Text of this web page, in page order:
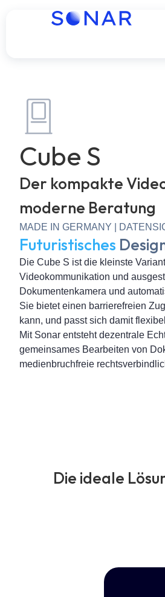
Cube S
Der kompakte
moderne Beratung
MADE IN GERMANY |
Futuristisches
Die Cube S ist die kleinste
Videokommunikation und
Dokumentenkamera und
Sie bietet einen barrierefreien
kann, und passt sich damit
Mit Sonar entsteht dezentrale
gemeinsames Bearbeiten von
medienbruchfreie
Die ideale